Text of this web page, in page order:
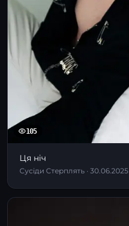
105
Ця ніч
Сусіди Стерплять · 30.06.2025